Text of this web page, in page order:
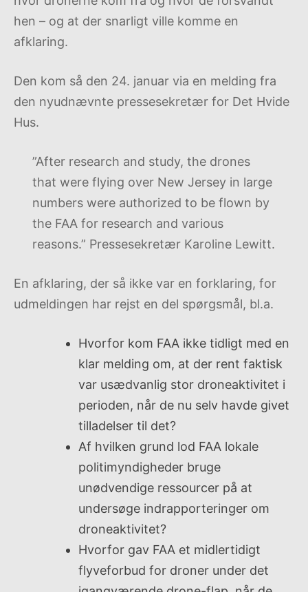
hen – og at der snarligt ville komme en
afklaring.
Den kom så den 24. januar via en melding fra
den nyudnævnte pressesekretær for Det Hvide
Hus.
”After research and study, the drones
that were flying over New Jersey in large
numbers were authorized to be flown by
the FAA for research and various
reasons.” Pressesekretær Karoline Lewitt.
En afklaring, der så ikke var en forklaring, for
udmeldingen har rejst en del spørgsmål, bl.a.
Hvorfor kom FAA ikke tidligt med en
klar melding om, at der rent faktisk
var usædvanlig stor droneaktivitet i
perioden, når de nu selv havde givet
tilladelser til det?
Af hvilken grund lod FAA lokale
politimyndigheder bruge
unødvendige ressourcer på at
undersøge indrapporteringer om
droneaktivitet?
Hvorfor gav FAA et midlertidigt
flyveforbud for droner under det